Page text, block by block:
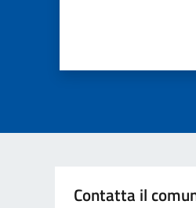
Contatta il